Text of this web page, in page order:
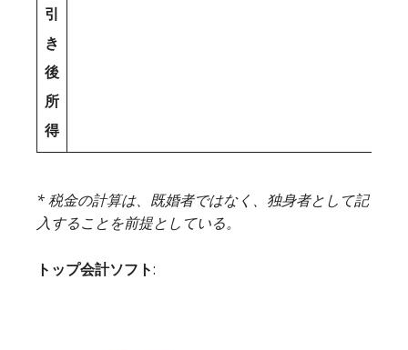
引
き
後
所
得
* 税金の計算は、既婚者ではなく、独身者として記
入することを前提としている。
トップ会計ソフト: